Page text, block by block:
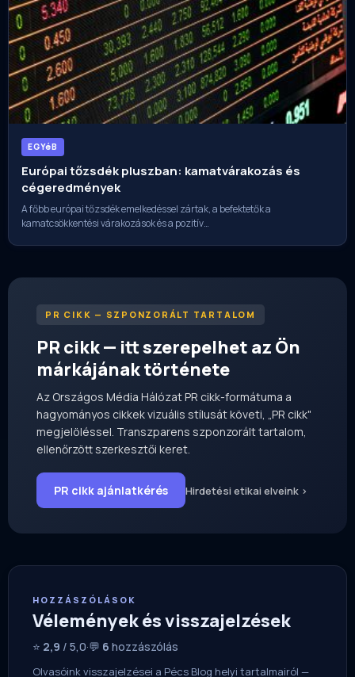
EGYéB
Európai tőzsdék pluszban: kamatvárakozás és
cégeredmények
A főbb európai tőzsdék emelkedéssel zártak, a befektetők a
kamatcsökkentési várakozások és a pozitív…
PR CIKK — SZPONZORÁLT TARTALOM
PR cikk — itt szerepelhet az Ön
márkájának története
Az Országos Média Hálózat PR cikk-formátuma a
hagyományos cikkek vizuális stílusát követi, „PR cikk"
megjelöléssel. Transzparens szponzorált tartalom,
ellenőrzött szerkesztői keret.
PR cikk ajánlatkérés Hirdetési etikai elveink ›
HOZZÁSZÓLÁSOK
Vélemények és visszajelzések
⭐ 2,9 / 5,0·💬 6 hozzászólás
Olvasóink visszajelzései a Pécs Blog helyi tartalmairól —